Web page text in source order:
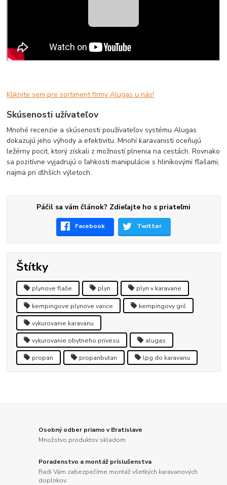
Kliknite sem pre sortiment firmy Alugas u nás!
Skúsenosti užívateľov
Mnohé recenzie a skúsenosti používateľov systému Alugas
dokazujú jeho výhody a efektivitu. Mnohí karavanisti oceňujú
ležérny pocit, ktorý získali z možností plnenia na cestách. Rovnako
sa pozitívne vyjadrujú o ľahkosti manipulácie s hliníkovými fľašami,
najmä pri dlhších výletoch.
Páčil sa vám článok? Zdieľajte ho s priateľmi
Facebook Twitter
Štítky
plynove flaše plyn plyn v karavane
kempingove plynove varice kempingovy gril
vykurovanie karavanu
vykurovanie obytneho privesu alugas
propan propanbutan lpg do karavanu
Osobný odber priamo v Bratislave
Množstvo produktov skladom
Poradenstvo a montáž príslušenstva
Radi Vám zabezpečíme montáž všetkých karavanových
doplnkov